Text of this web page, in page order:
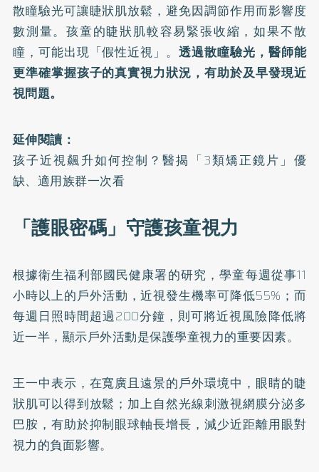
散瞳驗光可讓睫狀肌放鬆，避免因調節作用而影響度
數測量。孩童的睫狀肌較容易緊張收縮，如果不散
瞳，可能出現「假性近視」。透過散瞳驗光，醫師能
更準確掌握孩子的真實視力狀況，有助於及早發現近
視問題。
延伸閱讀：
孩子近視飆升如何控制？醫揭「3類矯正鏡片」優
缺、適用族群一次看
「護眼密碼」守護孩童視力
根據衛生福利部國民健康署的研究，學童每週從事11
小時以上的戶外活動，近視發生機率可降低55%；而
每週日照時間超過200分鐘，則可將近視風險降低將
近一半，顯示戶外活動是保護學童視力的重要因素。
王一中表示，在寬廣且遠景的戶外環境中，眼睛的睫
狀肌可以得到放鬆；加上自然光線刺激視網膜分泌多
巴胺，有助於抑制眼球軸長增長，減少近距離用眼對
視力的負面影響。